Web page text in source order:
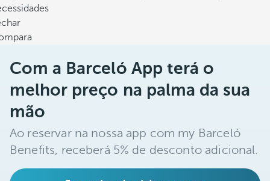
Com a Barceló App terá o
melhor preço na palma da sua
mão
Ao reservar na nossa app com my Barceló
Benefits, receberá 5% de desconto adicional.